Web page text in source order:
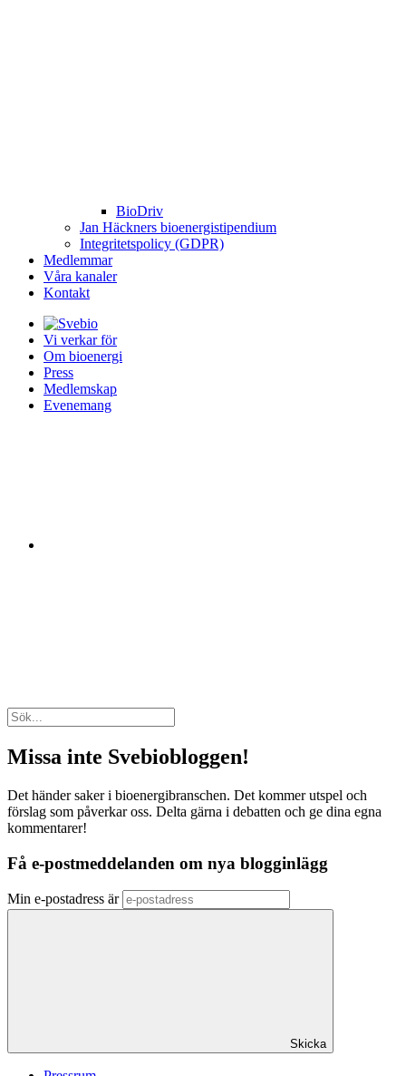
BioDriv
Jan Häckners bioenergistipendium
Integritetspolicy (GDPR)
Medlemmar
Våra kanaler
Kontakt
Vi verkar för
Om bioenergi
Press
Medlemskap
Evenemang
Missa inte Svebiobloggen!
Det händer saker i bioenergibranschen. Det kommer utspel och
förslag som påverkar oss. Delta gärna i debatten och ge dina egna
kommentarer!
Få e-postmeddelanden om nya blogginlägg
Min e-postadress är
Skicka